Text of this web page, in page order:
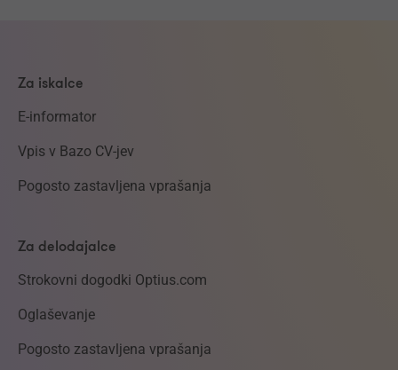
Za iskalce
E-informator
Vpis v Bazo CV-jev
Pogosto zastavljena vprašanja
Za delodajalce
Strokovni dogodki Optius.com
Oglaševanje
Pogosto zastavljena vprašanja